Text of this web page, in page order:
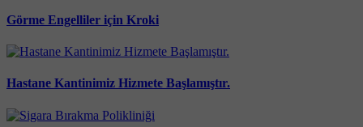
Görme Engelliler için Kroki
Hastane Kantinimiz Hizmete Başlamıştır.